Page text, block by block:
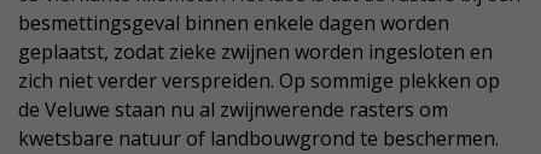
besmettingsgeval binnen enkele dagen worden
geplaatst, zodat zieke zwijnen worden ingesloten en
zich niet verder verspreiden. Op sommige plekken op
de Veluwe staan nu al zwijnwerende rasters om
kwetsbare natuur of landbouwgrond te beschermen.